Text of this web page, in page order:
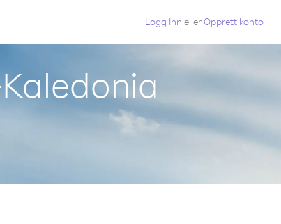
Logg Inn ellerOpprett konto